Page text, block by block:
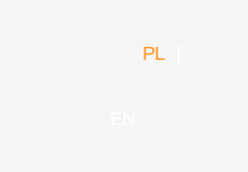
PL